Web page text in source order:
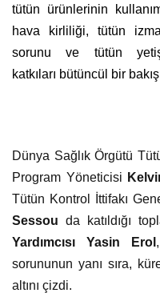
tütün ürünlerinin
hava kirliliği, tütün
sorunu ve tütün
katkıları bütüncül bir
Dünya Sağlık Örgütü
Program Yöneticisi
Tütün Kontrol İttifakı
Sessou da katıldığı
Yardımcısı Yasin Erol
sorununun yanı sıra,
altını çizdi.